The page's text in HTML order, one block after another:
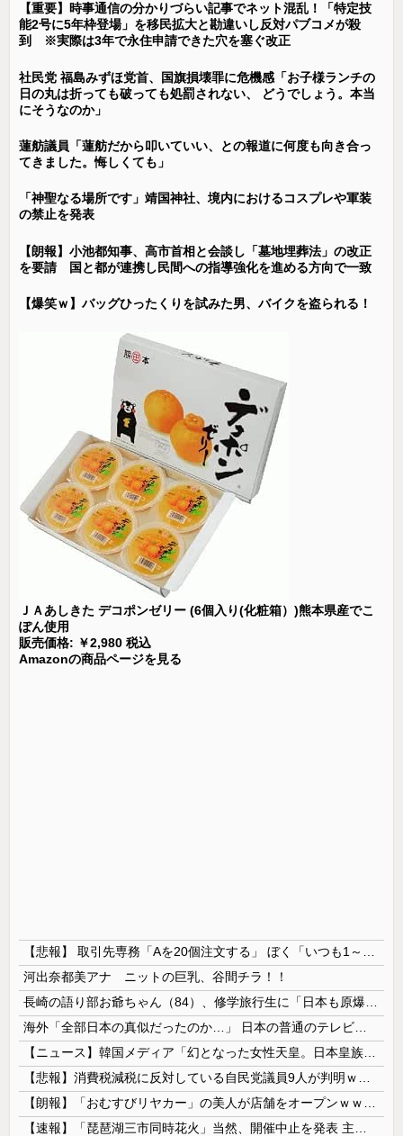
【重要】時事通信の分かりづらい記事でネット混乱！「特定技
能2号に5年枠登場」を移民拡大と勘違いし反対パブコメが殺
到 ※実際は3年で永住申請できた穴を塞ぐ改正
社民党 福島みずほ党首、国旗損壊罪に危機感「お子様ランチの
日の丸は折っても破っても処罰されない、 どうでしょう。本当
にそうなのか」
蓮舫議員「蓮舫だから叩いていい、との報道に何度も向き合っ
てきました。悔しくても」
「神聖なる場所です」靖国神社、境内におけるコスプレや軍装
の禁止を発表
【朗報】小池都知事、高市首相と会談し「墓地埋葬法」の改正
を要請 国と都が連携し民間への指導強化を進める方向で一致
【爆笑ｗ】バッグひったくりを試みた男、バイクを盗られる！
ＪＡあしきた デコポンゼリー (6個入り(化粧箱）)熊本県産でこ
ぽん使用
販売価格: ￥2,980 税込
Amazonの商品ページを見る
河出奈都美アナ ニットの巨乳、谷間チラ！！